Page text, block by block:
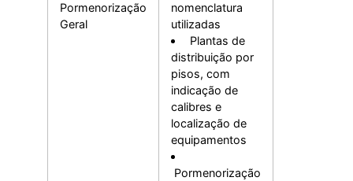
Pormenorização
Geral
nomenclatura
utilizadas
Plantas de
distribuição por
pisos, com
indicação de
calibres e
localização de
equipamentos
Pormenorização